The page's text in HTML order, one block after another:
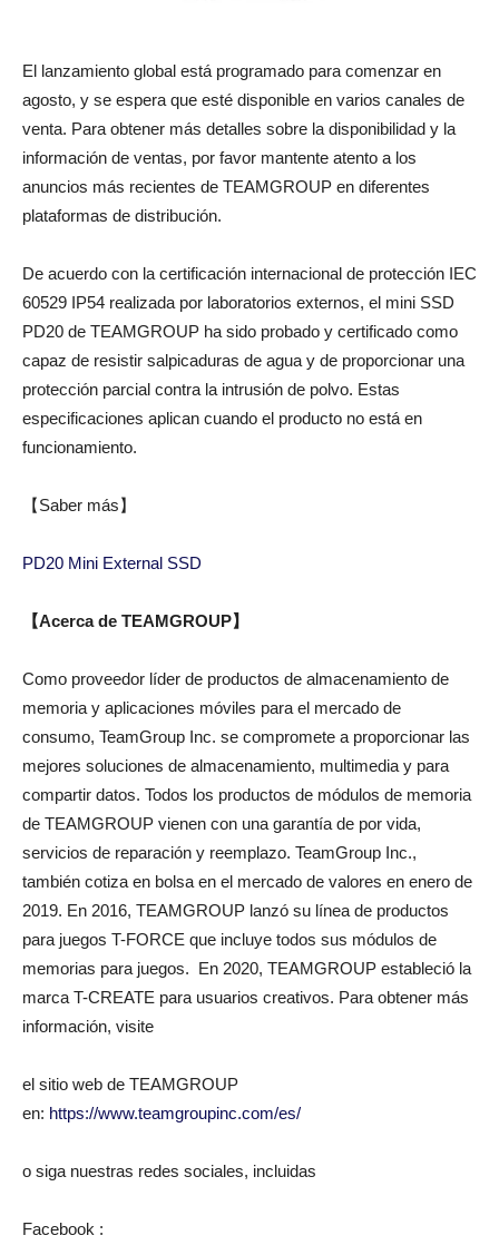
El lanzamiento global está programado para comenzar en
agosto, y se espera que esté disponible en varios canales de
venta. Para obtener más detalles sobre la disponibilidad y la
información de ventas, por favor mantente atento a los
anuncios más recientes de TEAMGROUP en diferentes
plataformas de distribución.
De acuerdo con la certificación internacional de protección IEC
60529 IP54 realizada por laboratorios externos, el mini SSD
PD20 de TEAMGROUP ha sido probado y certificado como
capaz de resistir salpicaduras de agua y de proporcionar una
protección parcial contra la intrusión de polvo. Estas
especificaciones aplican cuando el producto no está en
funcionamiento.
【Saber más】
PD20 Mini External SSD
【Acerca de TEAMGROUP】
Como proveedor líder de productos de almacenamiento de
memoria y aplicaciones móviles para el mercado de
consumo, TeamGroup Inc. se compromete a proporcionar las
mejores soluciones de almacenamiento, multimedia y para
compartir datos. Todos los productos de módulos de memoria
de TEAMGROUP vienen con una garantía de por vida,
servicios de reparación y reemplazo. TeamGroup Inc.,
también cotiza en bolsa en el mercado de valores en enero de
2019. En 2016, TEAMGROUP lanzó su línea de productos
para juegos T-FORCE que incluye todos sus módulos de
memorias para juegos. En 2020, TEAMGROUP estableció la
marca T-CREATE para usuarios creativos. Para obtener más
información, visite
el sitio web de TEAMGROUP
en: https://www.teamgroupinc.com/es/
o siga nuestras redes sociales, incluidas
Facebook :